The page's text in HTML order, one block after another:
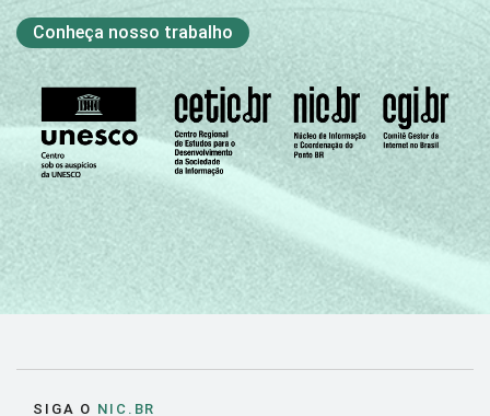
indicador.
Fonte: NIC.br - out/nov 2008
Conheça nosso trabalho
SIGA O NIC.BR